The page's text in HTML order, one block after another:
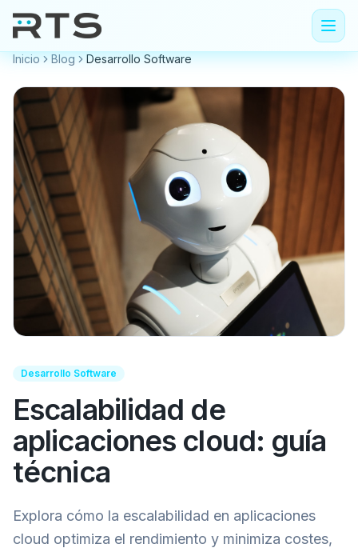
Inicio Blog Desarrollo Software
Desarrollo Software
Escalabilidad de
aplicaciones cloud: guía
técnica
Explora cómo la escalabilidad en aplicaciones
cloud optimiza el rendimiento y minimiza costes,